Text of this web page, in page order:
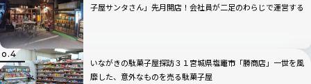
子屋サンタさん」先月開店！会社員が二足のわらじで運営する
いながきの駄菓子屋探訪３１宮城県塩竈市「勝商店」一世を風
靡した、意外なものを売る駄菓子屋